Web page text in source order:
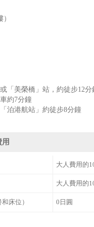
「美榮橋」站，約徒步12分
約7分鐘
泊港航站」約徒步8分鐘
大人費用的
大人費用的
床位） 0日圓